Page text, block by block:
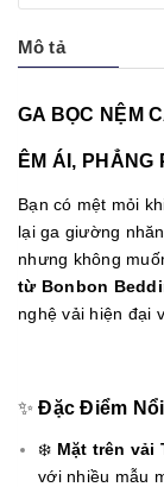
Mô tả
GA BỌC NỆM
ÊM ÁI, PHẲNG
Bạn có mệt mỏi
lại ga giường
nhưng không
từ Bonbon
nghệ vải hiện đại
✨Đặc Điểm
❄️ Mặt trên vải
với nhiều mẫu